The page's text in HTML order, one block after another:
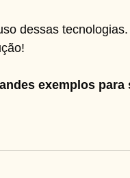
dessas tecnologias.
exemplos